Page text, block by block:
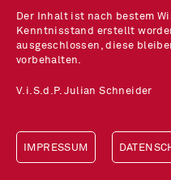
Der Inhalt ist nach bestem
Kenntnisstand erstellt
ausgeschlossen, diese
vorbehalten.
V.i.S.d.P. Julian Schneider
IMPRESSUM